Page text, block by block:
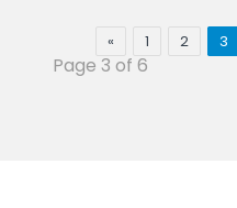
« 1 2 3
Page 3 of 6